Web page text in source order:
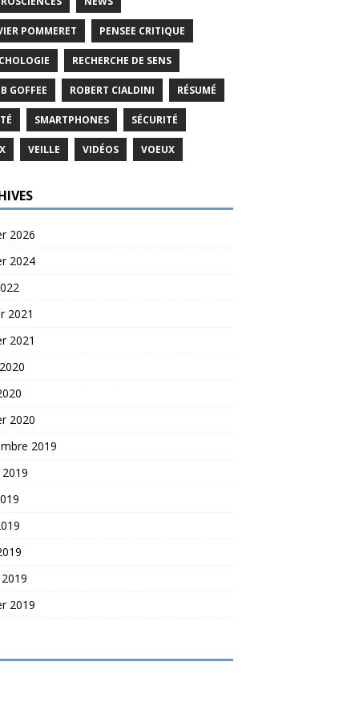
POMMERET PENSEE CRITIQUE
RECHERCHE DE SENS
GOFFEE ROBERT CIALDINI RÉSUMÉ
SMARTPHONES SÉCURITÉ
VEILLE VIDÉOS VOEUX
2026
2024
2021
2021
2020
2019
2019